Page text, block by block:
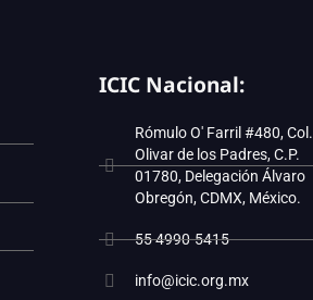
ICIC Nacional:
Rómulo O' Farril #480, Col.
Olivar de los Padres, C.P.
01780, Delegación Álvaro
Obregón, CDMX, México.
55 4990-5415
info@icic.org.mx